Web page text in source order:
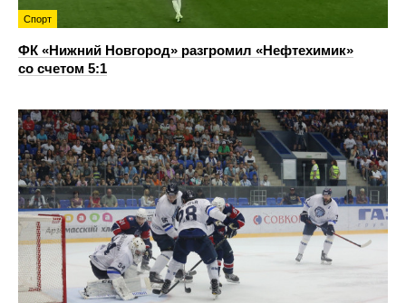
Спорт
ФК «Нижний Новгород» разгромил «Нефтехимик»
со счетом 5:1